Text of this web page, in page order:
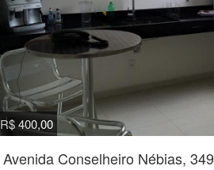
R$ 400,00
Avenida Conselheiro Nébias, 349